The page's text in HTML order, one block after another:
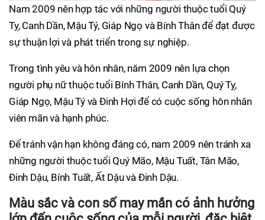
Nam 2009 nên hợp tác với những người thuộc tuổi Quý
Tỵ, Canh Dần, Mậu Tý, Giáp Ngọ và Bính Thân để đạt được
sự thuận lợi và phát triển trong sự nghiệp.
Trong tình yêu và hôn nhân, năm 2009 nên lựa chọn
người phụ nữ thuộc tuổi Bính Thân, Canh Dần, Quý Tỵ,
Giáp Ngọ, Mậu Tý và Đinh Hợi để có cuộc sống hôn nhân
viên mãn và hạnh phúc.
Để tránh vận hạn không đáng có, nam 2009 nên tránh xa
những người thuộc tuổi Quý Mão, Mậu Tuất, Tân Mão,
Đinh Dậu, Bính Tuất, Ất Dậu và Đinh Dậu.
Màu sắc và con số may mắn có ảnh hưởng